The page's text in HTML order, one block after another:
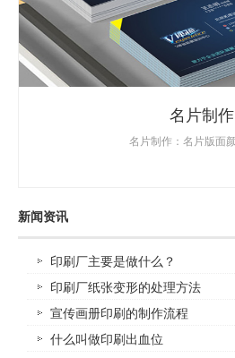
名片制作
名片制作：名片版面
新闻资讯
印刷厂主要是做什么？
印刷厂纸张变形的处理方法
宣传画册印刷的制作流程
什么叫做印刷出血位